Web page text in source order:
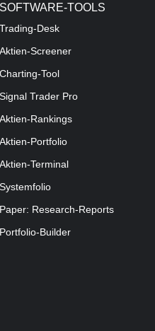
SOFTWARE-TOOLS
Trading-Desk
Aktien-Screener
Charting-Tool
Signal Trader Pro
Aktien-Rankings
Aktien-Portfolio
Aktien-Terminal
Systemfolio
Paper: Research-Reports
Portfolio-Builder